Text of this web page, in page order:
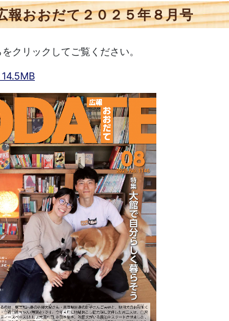
報おおだて２０２５年８月号
クリックしてご覧ください。